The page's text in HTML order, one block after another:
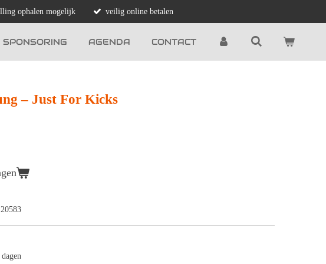
ophalen mogelijk veilig online betalen
SPONSORING AGENDA CONTACT
‎– Just For Kicks
20583